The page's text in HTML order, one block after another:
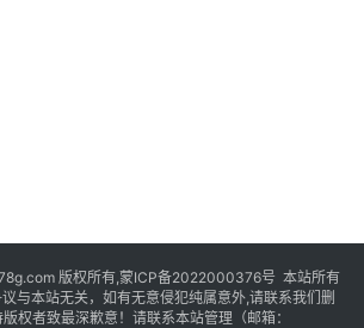
版权所有,蒙ICP备2022000376号 本站所有
与本站无关，如有无意侵犯纯属意外,请联系我们删
权者致最深歉意！请联系本站管理（邮箱：